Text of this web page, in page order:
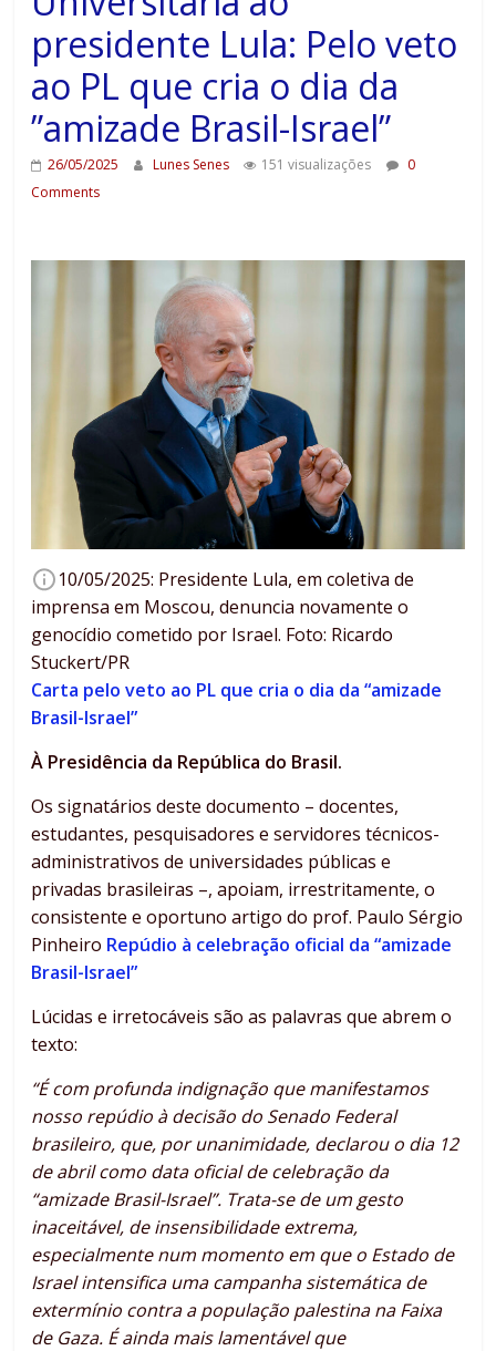
presidente Lula: Pelo veto
ao PL que cria o dia da
”amizade Brasil-Israel”
26/05/2025 Lunes Senes 151 visualizações
0
Comments
10/05/2025: Presidente Lula, em coletiva de
imprensa em Moscou, denuncia novamente o
genocídio cometido por Israel. Foto: Ricardo
Stuckert/PR
Carta pelo veto ao PL que cria o dia da “amizade
Brasil-Israel”
À Presidência da República do Brasil.
Os signatários deste documento – docentes,
estudantes, pesquisadores e servidores técnicos-
administrativos de universidades públicas e
privadas brasileiras –, apoiam, irrestritamente, o
consistente e oportuno artigo do prof. Paulo Sérgio
Pinheiro Repúdio à celebração oficial da “amizade
Brasil-Israel”
Lúcidas e irretocáveis são as palavras que abrem o
texto:
“É com profunda indignação que manifestamos
nosso repúdio à decisão do Senado Federal
brasileiro, que, por unanimidade, declarou o dia 12
de abril como data oficial de celebração da
“amizade Brasil-Israel”. Trata-se de um gesto
inaceitável, de insensibilidade extrema,
especialmente num momento em que o Estado de
Israel intensifica uma campanha sistemática de
extermínio contra a população palestina na Faixa
de Gaza. É ainda mais lamentável que